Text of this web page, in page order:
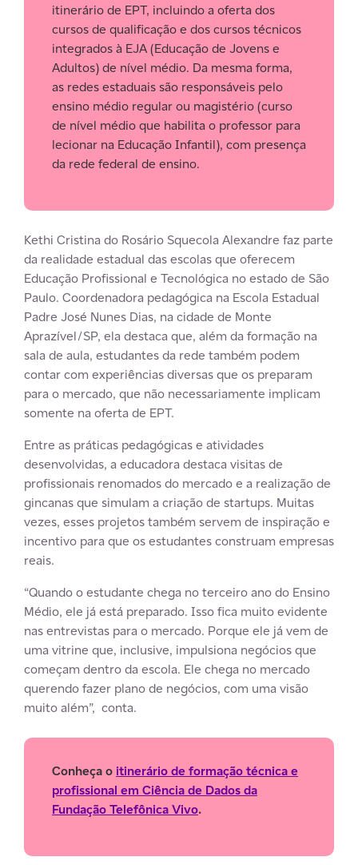
itinerário de EPT, incluindo a oferta dos
cursos de qualificação e dos cursos técnicos
integrados à EJA (Educação de Jovens e
Adultos) de nível médio. Da mesma forma,
as redes estaduais são responsáveis pelo
ensino médio regular ou magistério (curso
de nível médio que habilita o professor para
lecionar na Educação Infantil), com presença
da rede federal de ensino.
Kethi Cristina do Rosário Squecola Alexandre faz parte
da realidade estadual das escolas que oferecem
Educação Profissional e Tecnológica no estado de São
Paulo. Coordenadora pedagógica na Escola Estadual
Padre José Nunes Dias, na cidade de Monte
Aprazível/SP, ela destaca que, além da formação na
sala de aula, estudantes da rede também podem
contar com experiências diversas que os preparam
para o mercado, que não necessariamente implicam
somente na oferta de EPT.
Entre as práticas pedagógicas e atividades
desenvolvidas, a educadora destaca visitas de
profissionais renomados do mercado e a realização de
gincanas que simulam a criação de startups. Muitas
vezes, esses projetos também servem de inspiração e
incentivo para que os estudantes construam empresas
reais.
“Quando o estudante chega no terceiro ano do Ensino
Médio, ele já está preparado. Isso fica muito evidente
nas entrevistas para o mercado. Porque ele já vem de
uma vitrine que, inclusive, impulsiona negócios que
começam dentro da escola. Ele chega no mercado
querendo fazer plano de negócios, com uma visão
muito além”, conta.
Conheça o itinerário de formação técnica e
profissional em Ciência de Dados da
Fundação Telefônica Vivo.